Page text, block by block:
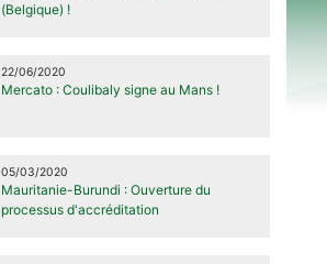
(Belgique) !
22/06/2020
Mercato : Coulibaly signe au Mans !
05/03/2020
Mauritanie-Burundi : Ouverture du
processus d'accréditation